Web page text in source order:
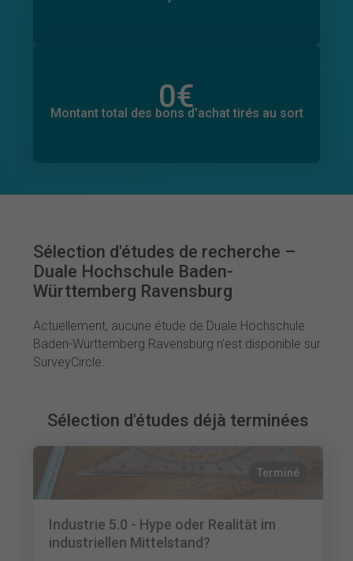
0€
Montant total des bons d'achat tirés au sort
0€
Montant total des dons promis
Sélection d'études de recherche –
Duale Hochschule Baden-
Württemberg Ravensburg
Actuellement, aucune étude de Duale Hochschule
Baden-Württemberg Ravensburg n'est disponible sur
SurveyCircle.
Sélection d'études déjà terminées
Terminé
Industrie 5.0 - Hype oder Realität im
industriellen Mittelstand?